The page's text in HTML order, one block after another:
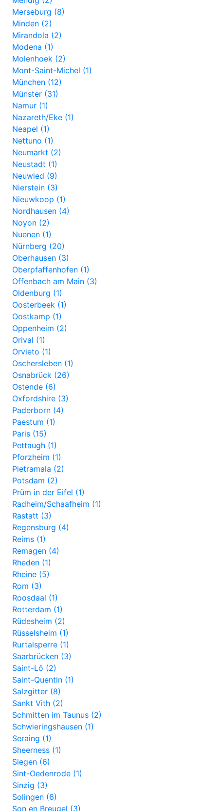
Merseburg (8)
Minden (2)
Mirandola (2)
Modena (1)
Molenhoek (2)
Mont-Saint-Michel (1)
München (12)
Münster (31)
Namur (1)
Nazareth/Eke (1)
Neapel (1)
Nettuno (1)
Neumarkt (2)
Neustadt (1)
Neuwied (9)
Nierstein (3)
Nieuwkoop (1)
Nordhausen (4)
Noyon (2)
Nuenen (1)
Nürnberg (20)
Oberhausen (3)
Oberpfaffenhofen (1)
Offenbach am Main (3)
Oldenburg (1)
Oosterbeek (1)
Oostkamp (1)
Oppenheim (2)
Orival (1)
Orvieto (1)
Oschersleben (1)
Osnabrück (26)
Ostende (6)
Oxfordshire (3)
Paderborn (4)
Paestum (1)
Paris (15)
Pettaugh (1)
Pforzheim (1)
Pietramala (2)
Potsdam (2)
Prüm in der Eifel (1)
Radheim/Schaafheim (1)
Rastatt (3)
Regensburg (4)
Reims (1)
Remagen (4)
Rheden (1)
Rheine (5)
Rom (3)
Roosdaal (1)
Rotterdam (1)
Rüdesheim (2)
Rüsselsheim (1)
Rurtalsperre (1)
Saarbrücken (3)
Saint-Lô (2)
Saint-Quentin (1)
Salzgitter (8)
Sankt Vith (2)
Schmitten im Taunus (2)
Schwieringshausen (1)
Seraing (1)
Sheerness (1)
Siegen (6)
Sint-Oedenrode (1)
Sinzig (3)
Solingen (6)
Son en Breugel (3)